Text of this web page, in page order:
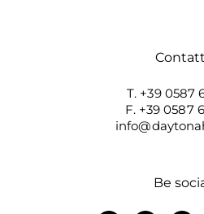
T. +39 0587
F. +39 0587
Be